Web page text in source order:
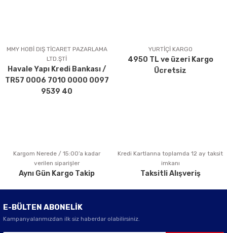
Ürün açıklamasında eksik bilgiler bulunuyor.
Ürün bilgilerinde hatalar bulunuyor.
Ürün fiyatı diğer sitelerden daha pahalı.
Bu ürüne benzer farklı alternatifler olmalı.
Gönder
MMY HOBİ DIŞ TİCARET PAZARLAMA
LTD.ŞTİ
Havale Yapı Kredi Bankası /
TR57 0006 7010 0000 0097
9539 40
YURTİÇİ KARGO
4950 TL ve üzeri Kargo
Ücretsiz
Kargom Nerede / 15:00’a kadar
verilen siparişler
Aynı Gün Kargo Takip
Kredi Kartlarına toplamda 12 ay taksit
imkanı
Taksitli Alışveriş
E-BÜLTEN ABONELİK
Kampanyalarımızdan ilk siz haberdar olabilirsiniz.